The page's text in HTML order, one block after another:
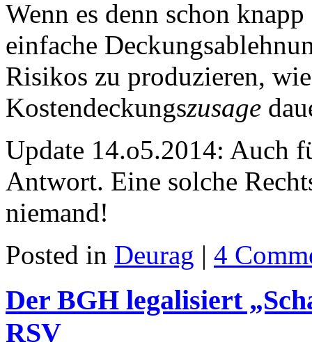
Wenn es denn schon
einfache
Risikos zu produzieren,
Kostendeckungszusage
Update 14.o5.2014: Auch
Antwort. Eine solche
niemand!
Posted in Deurag | 4
Der BGH legalisiert
RSV